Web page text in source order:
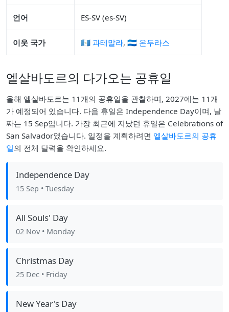
언어 ES-SV (es-SV)
이웃 국가 🇬🇹 과테말라, 🇭🇳 온두라스
엘살바도르의 다가오는 공휴일
올해 엘살바도르는 11개의 공휴일을 관찰하며, 2027에는 11개
가 예정되어 있습니다. 다음 휴일은 Independence Day이며, 날
짜는 15 Sep입니다. 가장 최근에 지났던 휴일은 Celebrations of
San Salvador였습니다. 일정을 계획하려면 엘살바도르의 공휴
일의 전체 달력을 확인하세요.
Independence Day
15 Sep • Tuesday
All Souls' Day
02 Nov • Monday
Christmas Day
25 Dec • Friday
New Year's Day